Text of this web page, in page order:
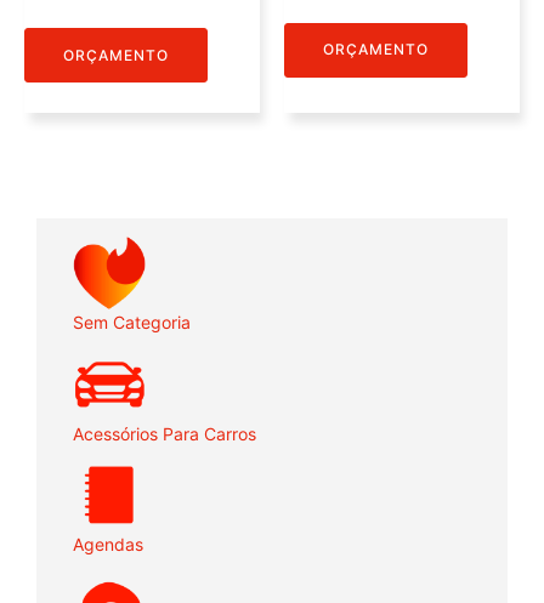
Sem Categoria
Acessórios Para Carros
Agendas
ORÇAMENTO ORÇAMENTO